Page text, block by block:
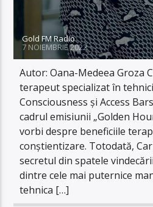
Gold FM Radio
7 NOIEMBRIE 2022
Autor: Oana-Medeea Groza
terapeut specializat în
Consciousness și Access
cadrul emisiunii „Golden
vorbi despre beneficiile
conștientizare. Totodată,
secretul din spatele
dintre cele mai puternice
tehnica […]